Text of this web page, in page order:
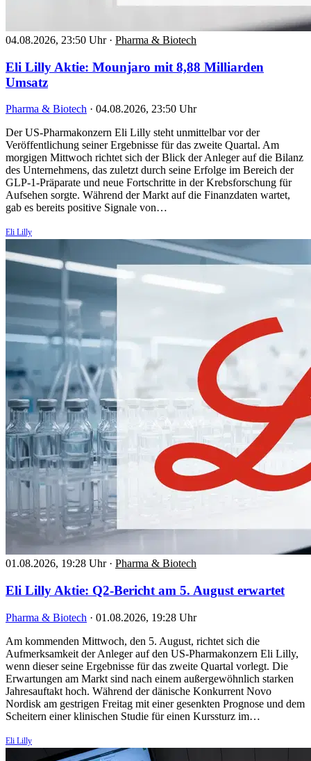
04.08.2026, 23:50 Uhr · Pharma & Biotech
Eli Lilly Aktie: Mounjaro mit 8,88 Milliarden
Umsatz
Pharma & Biotech · 04.08.2026, 23:50 Uhr
Der US-Pharmakonzern Eli Lilly steht unmittelbar vor der
Veröffentlichung seiner Ergebnisse für das zweite Quartal. Am
morgigen Mittwoch richtet sich der Blick der Anleger auf die Bilanz
des Unternehmens, das zuletzt durch seine Erfolge im Bereich der
GLP-1-Präparate und neue Fortschritte in der Krebsforschung für
Aufsehen sorgte. Während der Markt auf die Finanzdaten wartet,
gab es bereits positive Signale von…
Eli Lilly
01.08.2026, 19:28 Uhr · Pharma & Biotech
Eli Lilly Aktie: Q2-Bericht am 5. August erwartet
Pharma & Biotech · 01.08.2026, 19:28 Uhr
Am kommenden Mittwoch, den 5. August, richtet sich die
Aufmerksamkeit der Anleger auf den US-Pharmakonzern Eli Lilly,
wenn dieser seine Ergebnisse für das zweite Quartal vorlegt. Die
Erwartungen am Markt sind nach einem außergewöhnlich starken
Jahresauftakt hoch. Während der dänische Konkurrent Novo
Nordisk am gestrigen Freitag mit einer gesenkten Prognose und dem
Scheitern einer klinischen Studie für einen Kurssturz im…
Eli Lilly